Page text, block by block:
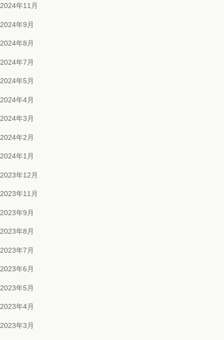
2024年11月
2024年9月
2024年8月
2024年7月
2024年5月
2024年4月
2024年3月
2024年2月
2024年1月
2023年12月
2023年11月
2023年9月
2023年8月
2023年7月
2023年6月
2023年5月
2023年4月
2023年3月